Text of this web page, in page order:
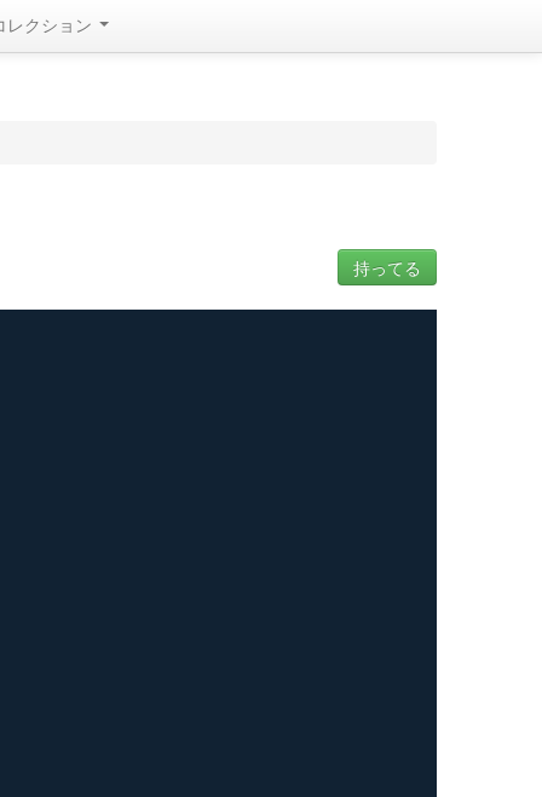
レクション
持ってる